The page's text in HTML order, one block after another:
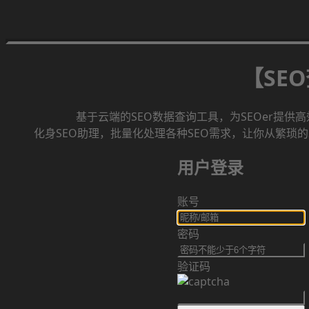
【
基于云端的SEO数据查询工具，为SEOer提供
化身SEO助理，批量化处理各种SEO需求，让你从繁琐
用户登录
账号
密码
验证码